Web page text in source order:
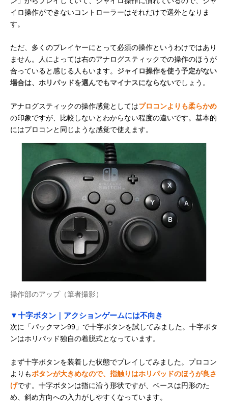
イロ操作ができないコントローラーはそれだけで選外となりま
す。
ただ、多くのプレイヤーにとって必須の操作というわけではあり
ません。人によっては右のアナログスティックでの操作のほうが
合っていると感じる人もいます。 ジャイロ操作を使う予定がない
場合は、ホリパッドを選んでもマイナスにならないでしょう。
アナログスティックの操作感覚としてはプロコンよりも柔らかめ
の印象ですが、比較しないとわからない程度の違いです。基本的
にはプロコンと同じような感覚で使えます。
操作部のアップ（筆者撮影）
▼十字ボタン｜アクションゲームには不向き
次に「パックマン99」で十字ボタンを試してみました。十字ボタ
ンはホリパッド独自の着脱式となっています。
まず十字ボタンを装着した状態でプレイしてみました。プロコン
よりもボタンが大きめなので、指触りはホリパッドのほうが良さ
げです。十字ボタンは指に沿う形状ですが、ベースは円形のた
め、斜め方向への入力がしやすくなっています。